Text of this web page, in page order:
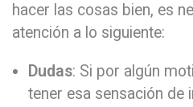
hacer las cosas bien, es
atención a lo siguiente:
Dudas: Si por algún
tener esa sensación de